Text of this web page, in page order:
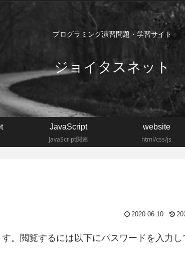
プログラミング演習問題・学習サイト
ジョイタスネット
JavaScript
JavaScript関連
website
html/css/js
2020.06.10
。閲覧するには以下にパスワードを入力し